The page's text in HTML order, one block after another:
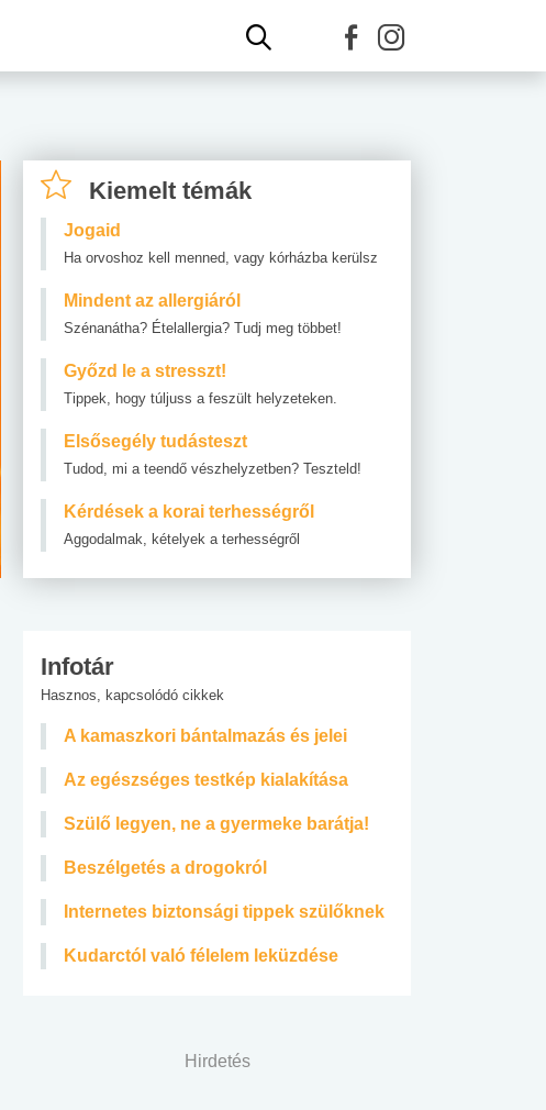
Kiemelt témák
Jogaid
Ha orvoshoz kell menned, vagy kórházba kerülsz
Mindent az allergiáról
Szénanátha? Ételallergia? Tudj meg többet!
Győzd le a stresszt!
Tippek, hogy túljuss a feszült helyzeteken.
Elsősegély tudásteszt
Tudod, mi a teendő vészhelyzetben? Teszteld!
Kérdések a korai terhességről
Aggodalmak, kételyek a terhességről
Infotár
Hasznos, kapcsolódó cikkek
A kamaszkori bántalmazás és jelei
Az egészséges testkép kialakítása
Szülő legyen, ne a gyermeke barátja!
Beszélgetés a drogokról
Internetes biztonsági tippek szülőknek
Kudarctól való félelem leküzdése
Hirdetés